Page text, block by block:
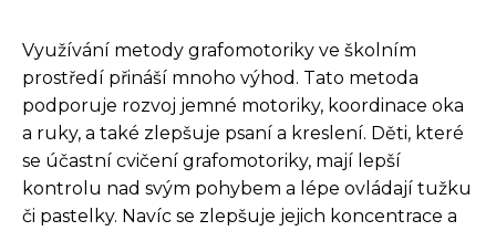
Využívání metody grafomotoriky ve školním
prostředí přináší mnoho výhod. Tato metoda
podporuje rozvoj jemné motoriky, koordinace oka
a ruky, a také zlepšuje psaní a kreslení. Děti, které
se účastní cvičení grafomotoriky, mají lepší
kontrolu nad svým pohybem a lépe ovládají tužku
či pastelky. Navíc se zlepšuje jejich koncentrace a